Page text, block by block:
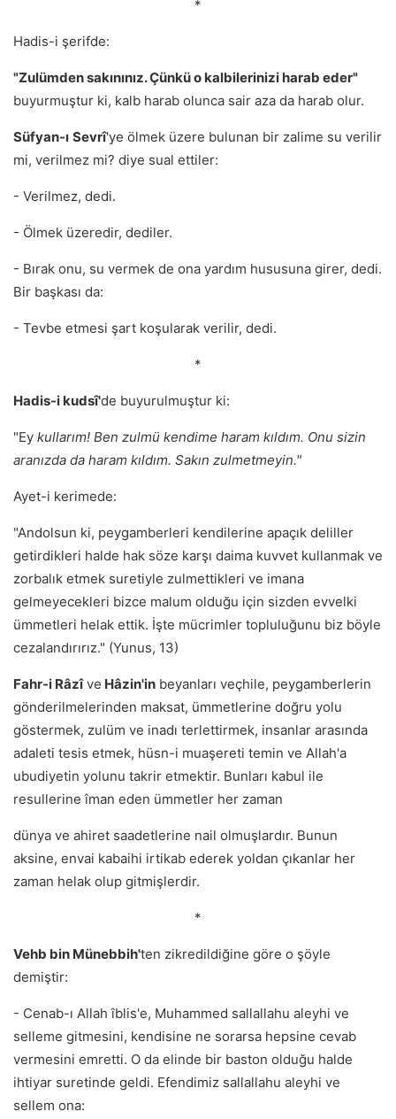
*
Hadis-i şerifde:
"Zulümden sakınınız. Çünkü o kalbilerinizi harab eder"
buyurmuştur ki, kalb harab olunca sair aza da harab olur.
Süfyan-ı Sevrî'ye ölmek üzere bulunan bir zalime su verilir
mi, verilmez mi? diye sual ettiler:
- Verilmez, dedi.
- Ölmek üzeredir, dediler.
- Bırak onu, su vermek de ona yardım hususuna girer, dedi.
Bir başkası da:
- Tevbe etmesi şart koşularak verilir, dedi.
*
Hadis-i kudsî'de buyurulmuştur ki:
"Ey kullarım! Ben zulmü kendime haram kıldım. Onu sizin
aranızda da haram kıldım. Sakın zulmetmeyin."
Ayet-i kerimede:
"Andolsun ki, peygamberleri kendilerine apaçık deliller
getirdikleri halde hak söze karşı daima kuvvet kullanmak ve
zorbalık etmek suretiyle zulmettikleri ve imana
gelmeyecekleri bizce malum olduğu için sizden evvelki
ümmetleri helak ettik. İşte mücrimler topluluğunu biz böyle
cezalandırırız." (Yunus, 13)
Fahr-i Râzîve Hâzin'in beyanları veçhile, peygamberlerin
gönderilmelerinden maksat, ümmetlerine doğru yolu
göstermek, zulüm ve inadı terlettirmek, insanlar arasında
adaleti tesis etmek, hüsn-i muaşereti temin ve Allah'a
ubudiyetin yolunu takrir etmektir. Bunları kabul ile
resullerine îman eden ümmetler her zaman
dünya ve ahiret saadetlerine nail olmuşlardır. Bunun
aksine, envai kabaihi irtikab ederek yoldan çıkanlar her
zaman helak olup gitmişlerdir.
*
Vehb bin Münebbih'ten zikredildiğine göre o şöyle
demiştir:
- Cenab-ı Allah îblis'e, Muhammed sallallahu aleyhi ve
selleme gitmesini, kendisine ne sorarsa hepsine cevab
vermesini emretti. O da elinde bir baston olduğu halde
ihtiyar suretinde geldi. Efendimiz sallallahu aleyhi ve
sellem ona: